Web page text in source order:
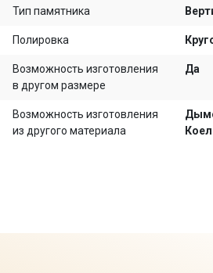
Тип памятника
Полировка
Возможность изготовления
в другом размере
Да
Возможность изготовления
из другого материала